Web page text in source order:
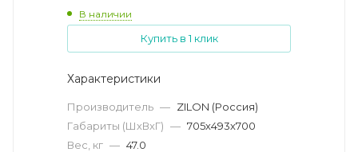
В наличии
Купить в 1 клик
Характеристики
Производитель — ZILON (Россия)
Габариты (ШхВхГ) — 705х493х700
Вес, кг — 47.0